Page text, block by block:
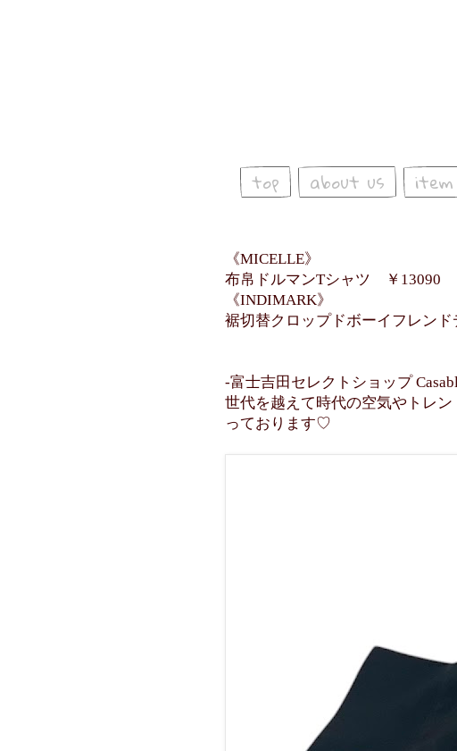
top about us item
《MICELLE》
布帛ドルマンTシャツ ￥13090
《INDIMARK》
裾切替クロップドボーイフレン
-富士吉田セレクトショップ
世代を越えて時代の空気やトレ
っております♡